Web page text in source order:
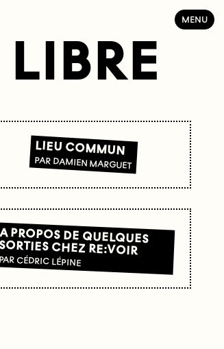
MENU
LIEU COMMUN
PAR DAMIEN MARGUET
A PROPOS DE QUELQUES
SORTIES CHEZ RE:VOIR
PAR CÉDRIC LÉPINE